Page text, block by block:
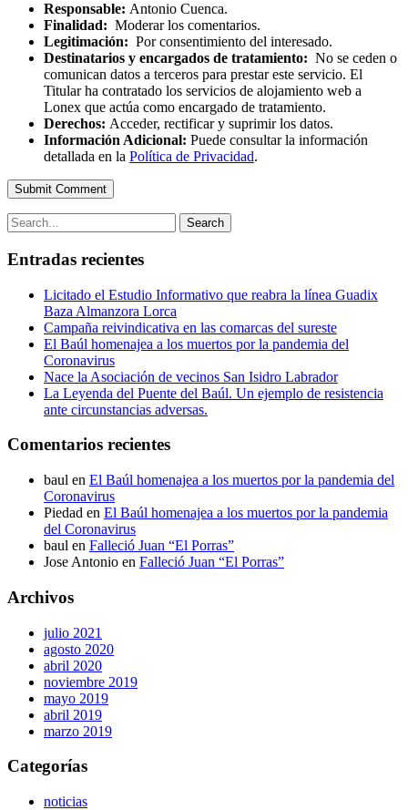
Responsable: Antonio Cuenca.
Finalidad: Moderar los comentarios.
Legitimación: Por consentimiento del interesado.
Destinatarios y encargados de tratamiento: No se ceden o
comunican datos a terceros para prestar este servicio. El
Titular ha contratado los servicios de alojamiento web a
Lonex que actúa como encargado de tratamiento.
Derechos: Acceder, rectificar y suprimir los datos.
Información Adicional: Puede consultar la información
detallada en la Política de Privacidad.
Submit Comment
Search
Entradas recientes
Licitado el Estudio Informativo que reabra la línea Guadix
Baza Almanzora Lorca
Campaña reivindicativa en las comarcas del sureste
El Baúl homenajea a los muertos por la pandemia del
Coronavirus
Nace la Asociación de vecinos San Isidro Labrador
La Leyenda del Puente del Baúl. Un ejemplo de resistencia
ante circunstancias adversas.
Comentarios recientes
baul en El Baúl homenajea a los muertos por la pandemia del
Coronavirus
Piedad en El Baúl homenajea a los muertos por la pandemia
del Coronavirus
baul en Falleció Juan “El Porras”
Jose Antonio en Falleció Juan “El Porras”
Archivos
julio 2021
agosto 2020
abril 2020
noviembre 2019
mayo 2019
abril 2019
marzo 2019
Categorías
noticias